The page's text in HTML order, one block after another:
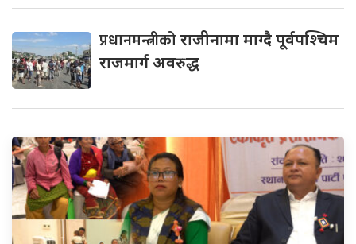
प्रधानमन्त्रीकोराजीनामा माग्दै पूर्वपश्चिम
राजमार्ग अवरुद्ध